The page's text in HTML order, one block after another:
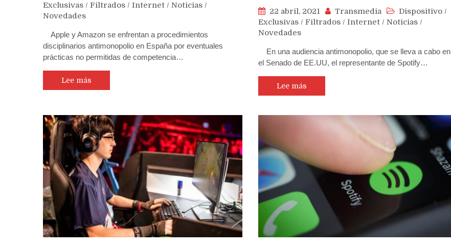
Exclusivas / Filtrados / Internet / Noticias /
Novedades
Apple y Amazon se enfrentan a procedimientos
disciplinarios antimonopolio en España por eventuales
prácticas no permitidas de competencia…
Lee más
22 abril, 2021 Transmedia Dispositivo /
Exclusivas / Filtrados / Internet / Noticias /
Novedades
En una audiencia antimonopolio, que se lleva a cabo en
el Senado de EE.UU, el representante de Spotify…
Lee más